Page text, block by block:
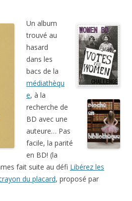
Un album
trouvé au
hasard
dans les
bacs de la
médiathèqu
e, à la
recherche de
BD avec une
auteure… Pas
facile, la parité
en BD! (la
fait suite au défi Libérez les
du placard, proposé par